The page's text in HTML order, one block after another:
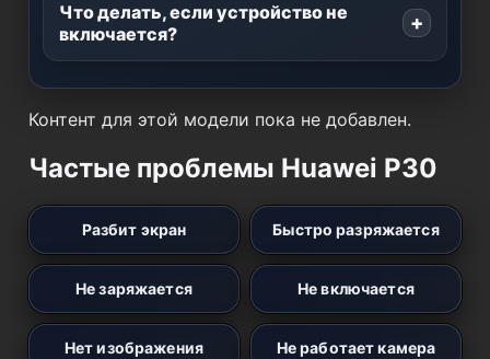
Что делать, если устройство не
включается?
Контент для этой модели пока не добавлен.
Частые проблемы Huawei P30
Разбит экран Быстро разряжается
Не заряжается Не включается
Нет изображения Не работает камера